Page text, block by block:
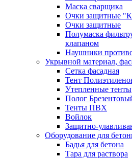
Маска сварщика
Очки защитные
Очки защитные
Полумаска
клапаном
Наушники
Укрывной материал,
Сетка фасадная
Тент
Утепленные тенты
Полог
Тенты ПВХ
Войлок
Защитно-
Оборудование для
Бадья для бетона
Тара для раствора